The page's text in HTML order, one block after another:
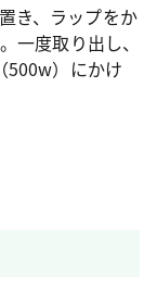
き、ラップをか
一度取り出し、
500w）にかけ